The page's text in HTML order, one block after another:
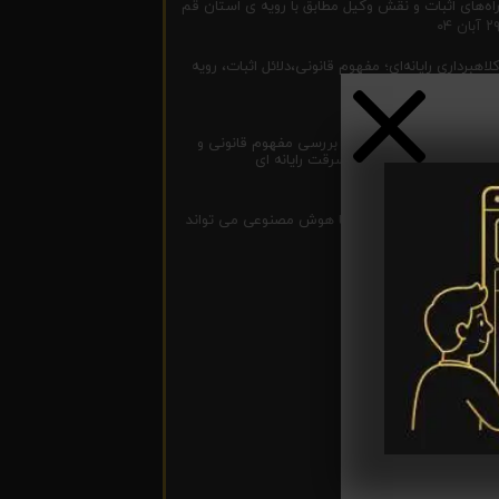
راه‌های اثبات و نقش وکیل مطابق با رویه ی استان قم
۲۹ آبان ۰۴
کلاهبرداری رایانه‌ای؛ مفهوم قانونی،دلائل اثبات، رویه
جرم سرقت مرتبط با رایانه؛ بررسی مفهوم قانونی و
نقش وکیل در پرونده‌های سرقت رایانه ای
۰۵ آبان ۰۴
هوش مصنوعی یا وکیل؟آیا هوش مصنوعی می تواند
۱۱ مهر ۰۴